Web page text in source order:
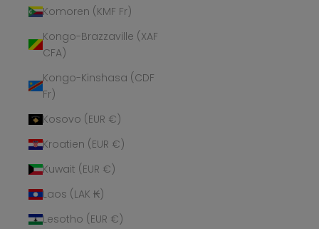
Komoren (KMF Fr)
Kongo-Brazzaville (XAF
CFA)
Kongo-Kinshasa (CDF
Fr)
Kosovo (EUR €)
Kroatien (EUR €)
Kuwait (EUR €)
Laos (LAK ₭)
Lesotho (EUR €)